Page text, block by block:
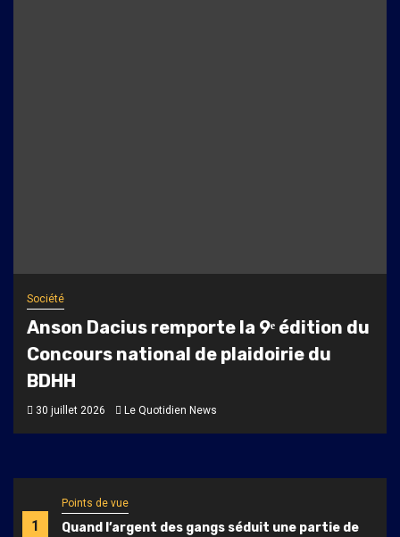
1
Points de vue
Quand l’argent des gangs séduit une partie de
Société
Anson Dacius remporte la 9ᵉ édition du
Concours national de plaidoirie du
BDHH
30 juillet 2026 Le Quotidien News